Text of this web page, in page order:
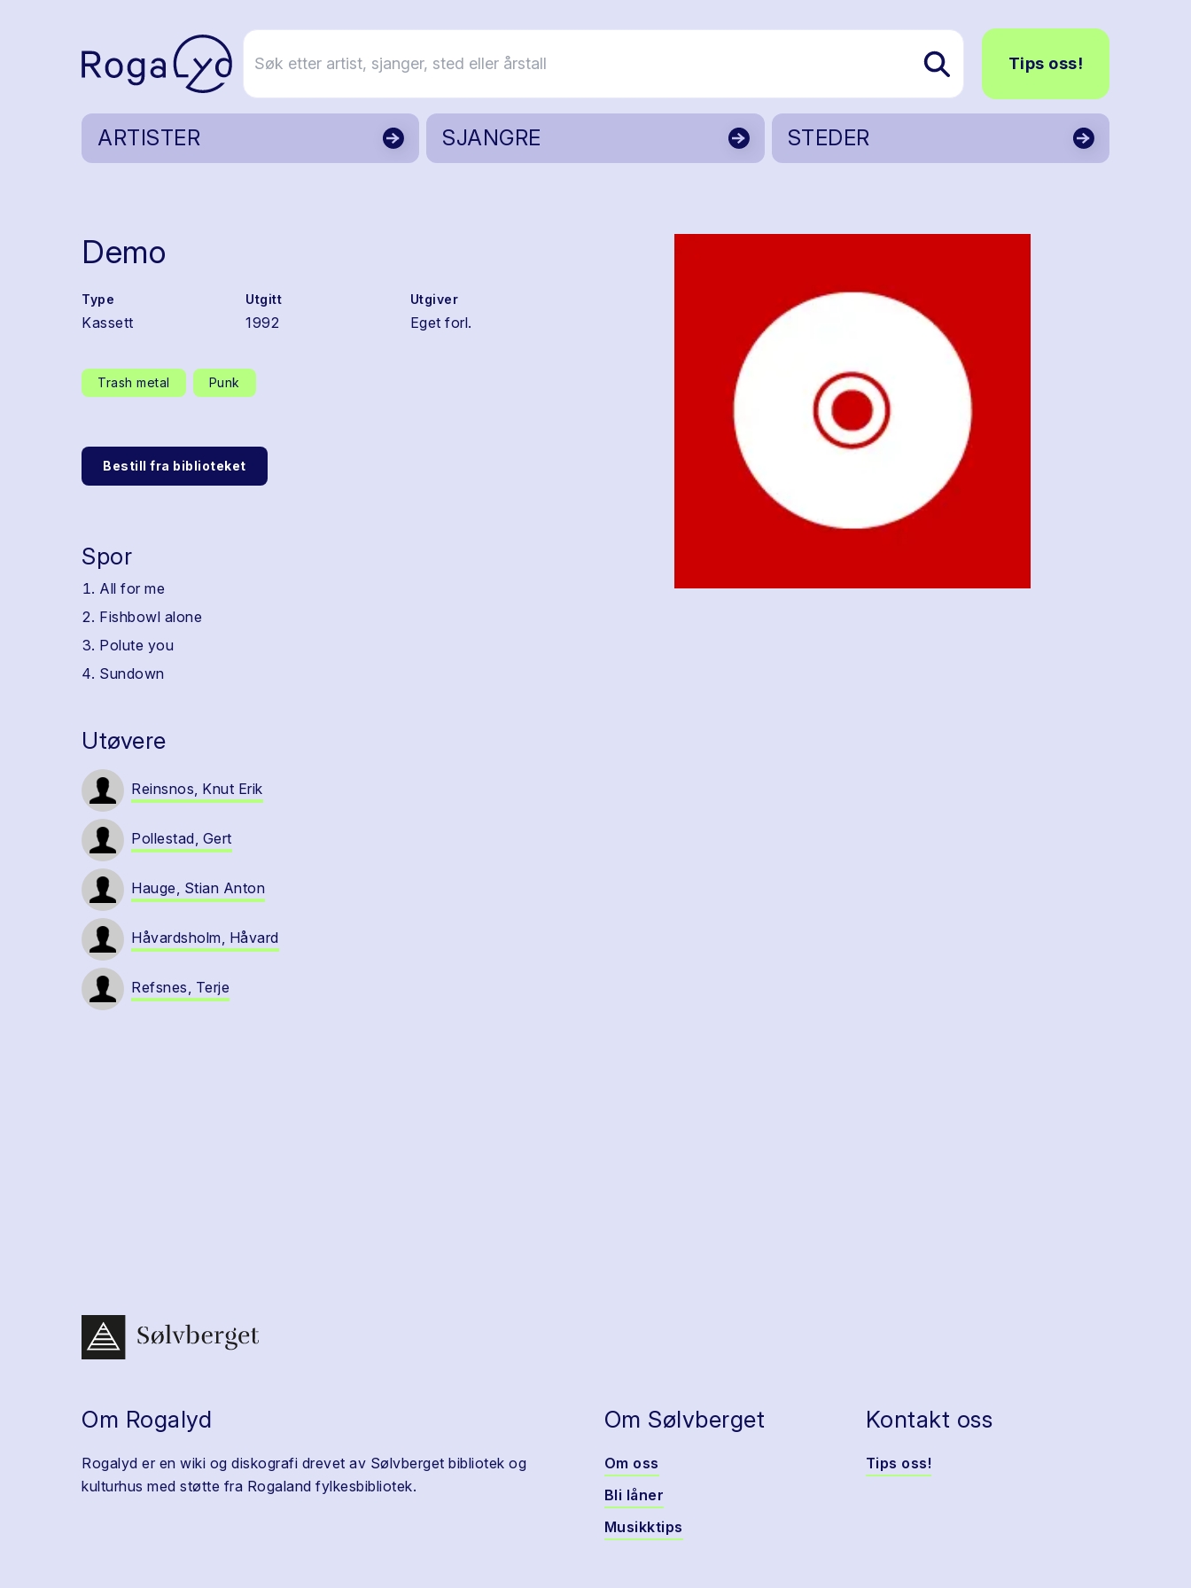
Tips oss!
ARTISTER SJANGRE STEDER
Demo
Type
Kassett
Utgitt
1992
Utgiver
Eget forl.
Trash metal Punk
Bestill fra biblioteket
Spor
All for me
Fishbowl alone
Polute you
Sundown
Utøvere
Reinsnos, Knut Erik
Pollestad, Gert
Hauge, Stian Anton
Håvardsholm, Håvard
Refsnes, Terje
Om Rogalyd
Rogalyd er en wiki og diskografi drevet av Sølvberget bibliotek og
kulturhus med støtte fra Rogaland fylkesbibliotek.
Om Sølvberget
Om oss
Bli låner
Musikktips
Kontakt oss
Tips oss!